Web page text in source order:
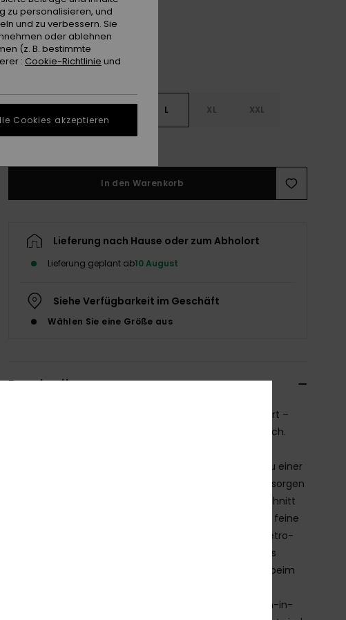
L XL XXL
In den Warenkorb
Lieferung nach Hause oder zum Abholort
Lieferung geplant ab10 August
Siehe Verfügbarkeit im Geschäft
Wählen Sie eine Größe aus
Beschreibung
Jede Menge Halt und mindestens genau so viel Komfort –
entwickelt, um sich mit dir zu bewegen, nicht gegen dich.
Unterstützung und verbindet Struktur und Weichheit zu einer
perfekt ausbalancierten Silhouette. Die breiten Träger sorgen
für verbesserten Halt und Komfort. Der feminine Ausschnitt
wird durch einen Ring in der vorderen Mitte betont, der feine
Raffungen an den Cups erzeugt – für einen subtilen Retro-
Touch. Schmeichelhaft, sicher und extra lässig – dieses
Oberteil boostet garantiert deine Selbstsicherheit. Ob beim
strukturierter ROXY Ripp-Badestoff zeigt ein zartes Ton-in-
zu personalisieren, und
und zu verbessern. Sie
oder ablehnen
(z. B. bestimmte
: Cookie-Richtlinie und
Cookies akzeptieren